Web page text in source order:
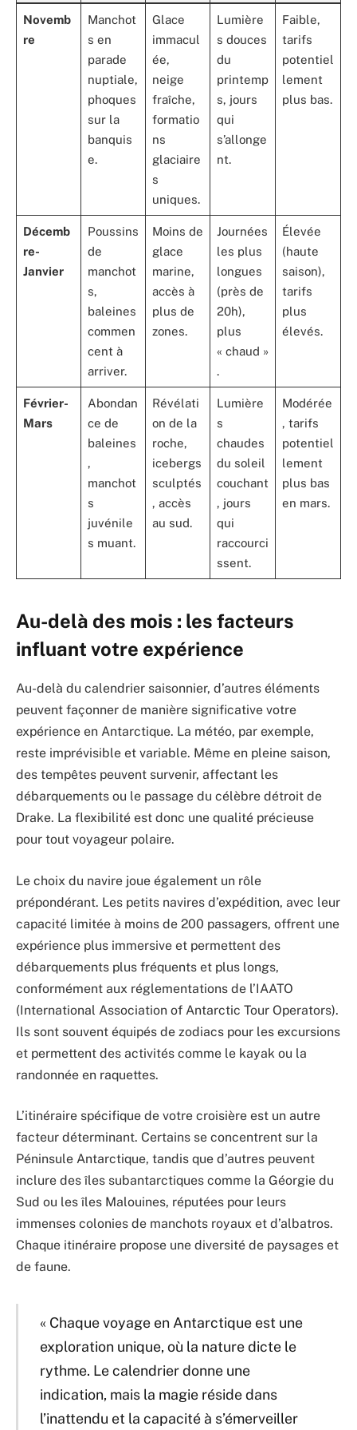
Novemb
re
Manchot
s en
parade
nuptiale,
phoques
sur la
banquis
e.
Glace
immacul
ée,
neige
fraîche,
formatio
ns
glaciaire
s
uniques.
Lumière
s douces
du
printemp
s, jours
qui
s’allonge
nt.
Faible,
tarifs
potentiel
lement
plus bas.
Décemb
re-
Janvier
Poussins
de
manchot
s,
baleines
commen
cent à
arriver.
Moins de
glace
marine,
accès à
plus de
zones.
Journées
les plus
longues
(près de
20h),
plus
« chaud »
.
Élevée
(haute
saison),
tarifs
plus
élevés.
Février-
Mars
Abondan
ce de
baleines
,
manchot
s
juvénile
s muant.
Révélati
on de la
roche,
icebergs
sculptés
, accès
au sud.
Lumière
s
chaudes
du soleil
couchant
, jours
qui
raccourci
ssent.
Modérée
, tarifs
potentiel
lement
plus bas
en mars.
Au-delà des mois : les facteurs
influant votre expérience
Au-delà du calendrier saisonnier, d’autres éléments
peuvent façonner de manière significative votre
expérience en Antarctique. La météo, par exemple,
reste imprévisible et variable. Même en pleine saison,
des tempêtes peuvent survenir, affectant les
débarquements ou le passage du célèbre détroit de
Drake. La flexibilité est donc une qualité précieuse
pour tout voyageur polaire.
Le choix du navire joue également un rôle
prépondérant. Les petits navires d’expédition, avec leur
capacité limitée à moins de 200 passagers, offrent une
expérience plus immersive et permettent des
débarquements plus fréquents et plus longs,
conformément aux réglementations de l’IAATO
(International Association of Antarctic Tour Operators).
Ils sont souvent équipés de zodiacs pour les excursions
et permettent des activités comme le kayak ou la
randonnée en raquettes.
L’itinéraire spécifique de votre croisière est un autre
facteur déterminant. Certains se concentrent sur la
Péninsule Antarctique, tandis que d’autres peuvent
inclure des îles subantarctiques comme la Géorgie du
Sud ou les îles Malouines, réputées pour leurs
immenses colonies de manchots royaux et d’albatros.
Chaque itinéraire propose une diversité de paysages et
de faune.
« Chaque voyage en Antarctique est une
exploration unique, où la nature dicte le
rythme. Le calendrier donne une
indication, mais la magie réside dans
l’inattendu et la capacité à s’émerveiller